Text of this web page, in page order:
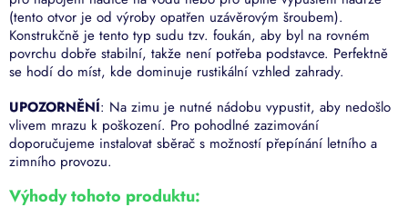
(tento otvor je od výroby opatřen uzávěrovým šroubem).
Konstrukčně je tento typ sudu tzv. foukán, aby byl na rovném
povrchu dobře stabilní, takže není potřeba podstavce. Perfektně
se hodí do míst, kde dominuje rustikální vzhled zahrady.
UPOZORNĚNÍ: Na zimu je nutné nádobu vypustit, aby nedošlo
vlivem mrazu k poškození. Pro pohodlné zazimování
doporučujeme instalovat sběrač s možností přepínání letního a
zimního provozu.
Výhody tohoto produktu: